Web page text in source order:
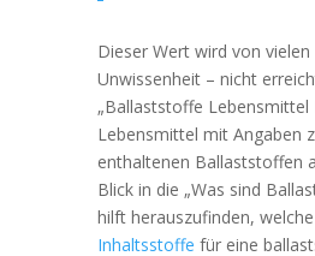
Dieser Wert wird von
Unwissenheit – nicht
„Ballaststoffe Lebensmittel
Lebensmittel mit Angaben
enthaltenen Ballaststoffen
Blick in die „Was sind
hilft herauszufinden,
Inhaltsstoffe für eine